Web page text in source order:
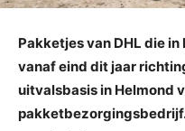
Pakketjes van DHL die
vanaf eind dit jaar
uitvalsbasis in Helmond